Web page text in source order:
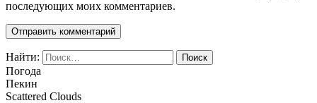
последующих моих комментариев.
Найти:
Погода
Пекин
Scattered Clouds